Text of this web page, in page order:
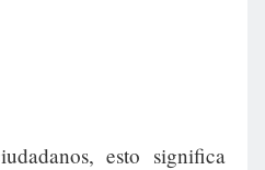
esto significa